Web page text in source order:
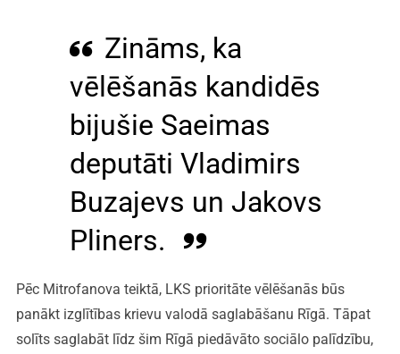
Zināms, ka
vēlēšanās kandidēs
bijušie Saeimas
deputāti Vladimirs
Buzajevs un Jakovs
Pliners.
Pēc Mitrofanova teiktā, LKS prioritāte vēlēšanās būs
panākt izglītības krievu valodā saglabāšanu Rīgā. Tāpat
solīts saglabāt līdz šim Rīgā piedāvāto sociālo palīdzību,